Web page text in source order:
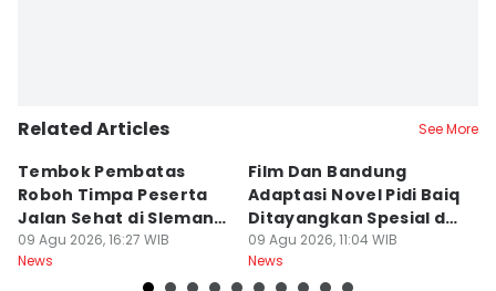
Related Articles See More
Tembok Pembatas
Roboh Timpa Peserta
Jalan Sehat di Sleman,
10 Orang Luka
09 Agu 2026, 16:27 WIB
News
Film Dan Bandung
Adaptasi Novel Pidi Baiq
Ditayangkan Spesial di
Jogja
09 Agu 2026, 11:04 WIB
News